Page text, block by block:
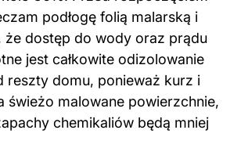
podłogę folią malarską i
że dostęp do wody oraz prądu
jest całkowite odizolowanie
reszty domu, ponieważ kurz i
świeżo malowane powierzchnie,
chemikaliów będą mniej